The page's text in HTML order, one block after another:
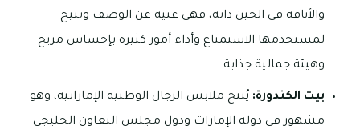
والأناقة في الحين ذاته، فهي غنية عن الوصف وتتيح
لمستخدمها الاستمتاع وأداء أمور كثيرة بإحساس مريح
وهيئة جمالية جذابة.
بيت الكندورة: يُنتج ملابس الرجال الوطنية الإماراتية، وهو
مشهور في دولة الإمارات ودول مجلس التعاون الخليجي